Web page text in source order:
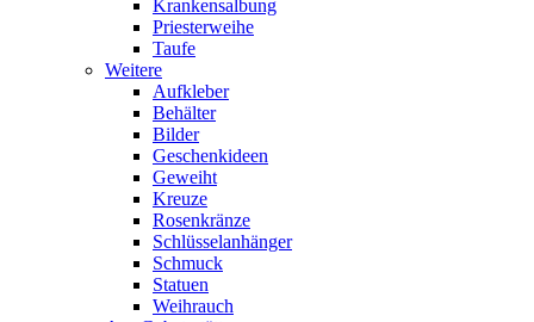
Krankensalbung
Priesterweihe
Taufe
Weitere
Aufkleber
Behälter
Bilder
Geschenkideen
Geweiht
Kreuze
Rosenkränze
Schlüsselanhänger
Schmuck
Statuen
Weihrauch